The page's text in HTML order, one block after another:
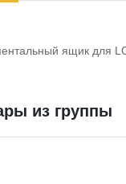
ящик для
из группы